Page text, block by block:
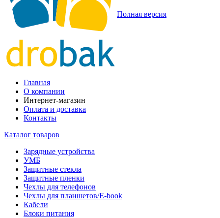
Полная версия
Главная
О компании
Интернет-магазин
Оплата и доставка
Контакты
Каталог товаров
Зарядные устройства
УМБ
Защитные стекла
Защитные пленки
Чехлы для телефонов
Чехлы для планшетов/E-book
Кабели
Блоки питания